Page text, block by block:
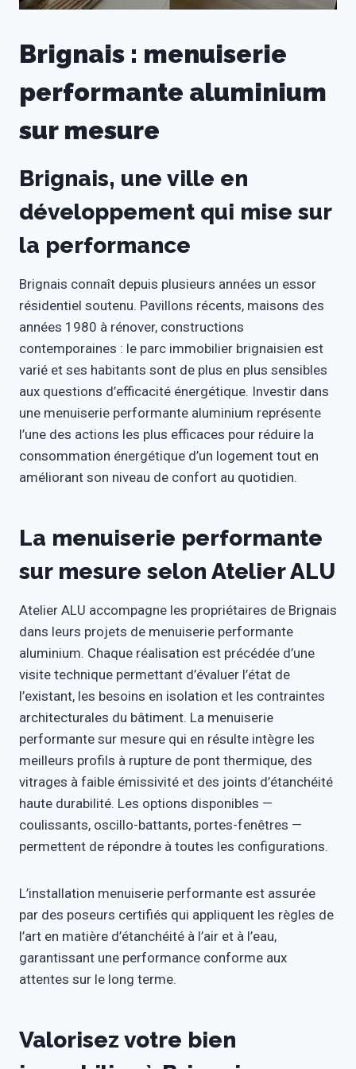
Brignais : menuiserie
performante aluminium
sur mesure
Brignais, une ville en
développement qui mise sur
la performance
Brignais connaît depuis plusieurs années un essor
résidentiel soutenu. Pavillons récents, maisons des
années 1980 à rénover, constructions
contemporaines : le parc immobilier brignaisien est
varié et ses habitants sont de plus en plus sensibles
aux questions d’efficacité énergétique. Investir dans
une menuiserie performante aluminium représente
l’une des actions les plus efficaces pour réduire la
consommation énergétique d’un logement tout en
améliorant son niveau de confort au quotidien.
La menuiserie performante
sur mesure selon Atelier ALU
Atelier ALU accompagne les propriétaires de Brignais
dans leurs projets de menuiserie performante
aluminium. Chaque réalisation est précédée d’une
visite technique permettant d’évaluer l’état de
l’existant, les besoins en isolation et les contraintes
architecturales du bâtiment. La menuiserie
performante sur mesure qui en résulte intègre les
meilleurs profils à rupture de pont thermique, des
vitrages à faible émissivité et des joints d’étanchéité
haute durabilité. Les options disponibles —
coulissants, oscillo-battants, portes-fenêtres —
permettent de répondre à toutes les configurations.
L’installation menuiserie performante est assurée
par des poseurs certifiés qui appliquent les règles de
l’art en matière d’étanchéité à l’air et à l’eau,
garantissant une performance conforme aux
attentes sur le long terme.
Valorisez votre bien